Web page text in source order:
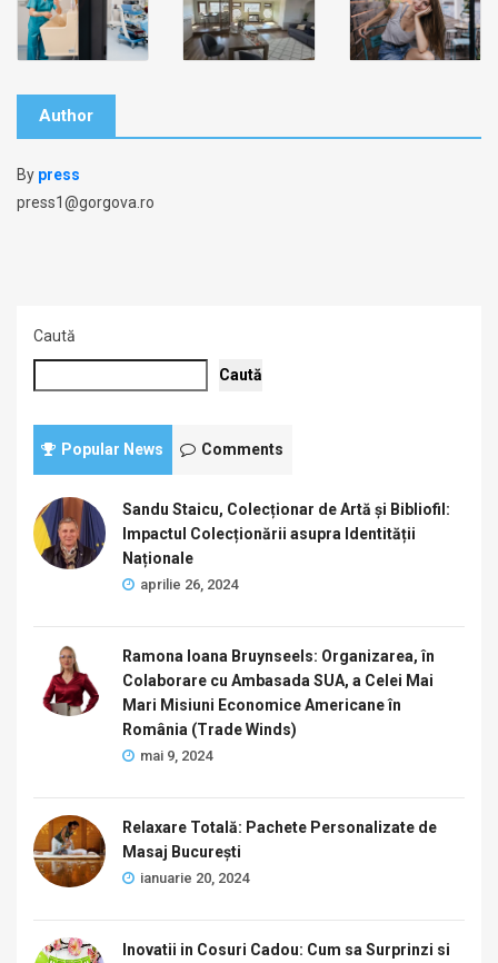
Author
By press
press1@gorgova.ro
Caută
Caută
Popular News Comments
Sandu Staicu, Colecționar de Artă și Bibliofil:
Impactul Colecționării asupra Identității
Naționale
aprilie 26, 2024
Ramona Ioana Bruynseels: Organizarea, în
Colaborare cu Ambasada SUA, a Celei Mai
Mari Misiuni Economice Americane în
România (Trade Winds)
mai 9, 2024
Relaxare Totală: Pachete Personalizate de
Masaj București
ianuarie 20, 2024
Inovatii in Cosuri Cadou: Cum sa Surprinzi si